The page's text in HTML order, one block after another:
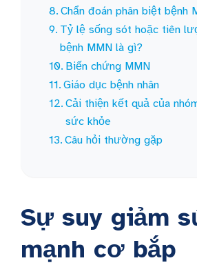
Chẩn đoán phân biệt bệnh
Tỷ lệ sống sót hoặc tiên
bệnh MMN là gì?
Biến chứng MMN
Giáo dục bệnh nhân
Cải thiện kết quả của
sức khỏe
Câu hỏi thường gặp
Sự suy giảm
mạnh cơ bắp